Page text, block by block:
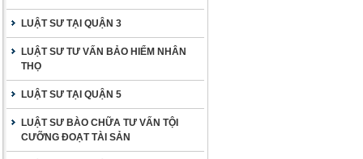
LUẬT SƯ TẠI QUẬN 3
LUẬT SƯ TƯ VẤN BẢO HIỂM NHÂN
THỌ
LUẬT SƯ TẠI QUẬN 5
LUẬT SƯ BÀO CHỮA TƯ VẤN TỘI
CƯỠNG ĐOẠT TÀI SẢN